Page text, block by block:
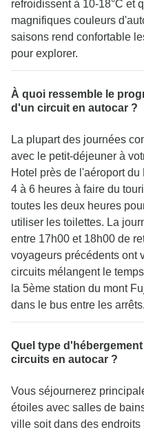
refroidissent à 10-18°C et
magnifiques couleurs
saisons rend confortable
pour explorer.
À quoi ressemble le
d'un circuit en autocar ?
La plupart des journées
avec le petit-déjeuner à
Hotel près de l'aéroport
4 à 6 heures à faire du
toutes les deux heures
utiliser les toilettes. La
entre 17h00 et 18h00 de
voyageurs précédents ont
circuits mélangent le
la 5ème station du mont
dans le bus entre les arrêts.
Quel type
circuits en autocar ?
Vous séjournerez
étoiles avec salles de
ville soit dans des